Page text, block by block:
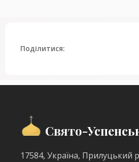
Поділитися:
Свято-
17584, Україна, Прилуцький